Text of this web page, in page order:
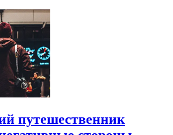
путешественник